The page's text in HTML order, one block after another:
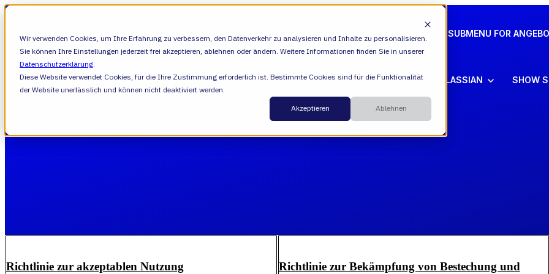
Wir verwenden Cookies, um Ihre Erfahrung zu verbessern, den Datenverkehr zu analysieren und Inhalte zu personalisieren.
Sie können Ihre Einstellungen jederzeit frei akzeptieren, ablehnen oder ändern. Weitere Informationen finden Sie in unserer
Datenschutzerklärung.
Diese Website verwendet Cookies, für die Ihre Zustimmung erforderlich ist. Bestimmte Cookies sind für die Funktionalität
der Website unerlässlich und können nicht deaktiviert werden.
Akzeptieren
Ablehnen
SHOW SUBMENU FOR
Cloud
ESM
SHOW SUBMENU FOR LERNEN LERNEN SHOW SUBMENU FOR ATLASSIAN ATLASSIAN SHOW
Valiantys Rechtliche Informationen
Richtlinie zur akzeptablen Nutzung
Richtlinie zur Bekämpfung von Bestechung und